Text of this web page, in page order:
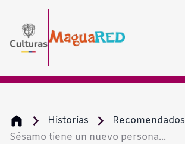
Historias Recomendados
Sésamo tiene un nuevo persona...